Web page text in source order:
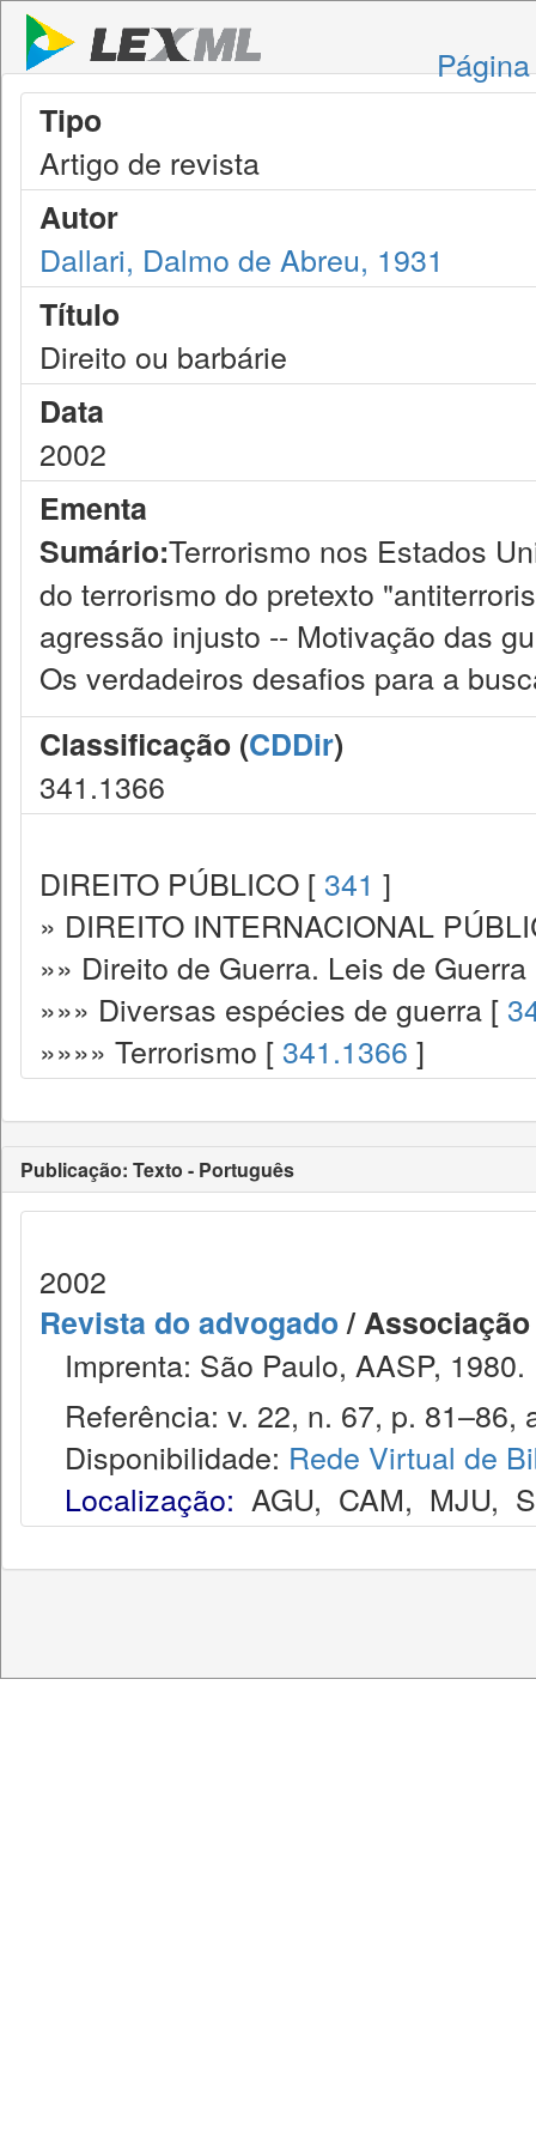
Tipo
Artigo de revista
Autor
Dallari, Dalmo de Abreu, 1931
Título
Direito ou barbárie
Data
2002
Ementa
Sumário:Terrorismo nos Estados
do terrorismo do pretexto
agressão injusto -- Motivação das
Os verdadeiros desafios para a
Classificação (CDDir)
341.1366
DIREITO PÚBLICO [ 341 ]
» DIREITO INTERNACIONAL
»» Direito de Guerra. Leis de
»»» Diversas espécies de guerra [
»»»» Terrorismo [ 341.1366 ]
Publicação: Texto - Português
2002
Revista do advogado/
Imprenta: São Paulo, AASP, 1980.
Referência: v. 22, n. 67, p. 81–86,
Disponibilidade: Rede Virtual de
Localização: AGU, CAM, MJU,